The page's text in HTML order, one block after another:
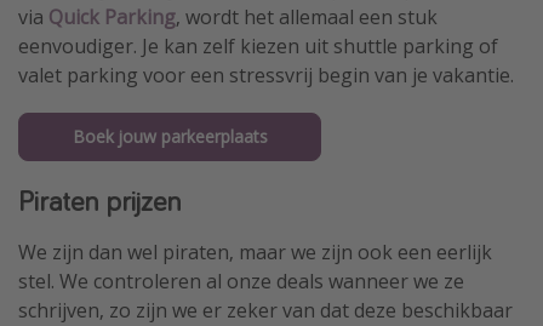
via Quick Parking, wordt het allemaal een stuk
eenvoudiger. Je kan zelf kiezen uit shuttle parking of
valet parking voor een stressvrij begin van je vakantie.
Boek jouw parkeerplaats
Piraten prijzen
We zijn dan wel piraten, maar we zijn ook een eerlijk
stel. We controleren al onze deals wanneer we ze
schrijven, zo zijn we er zeker van dat deze beschikbaar